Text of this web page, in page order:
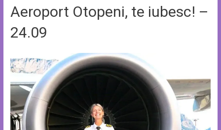
Aeroport Otopeni, te iubesc! –
24.09